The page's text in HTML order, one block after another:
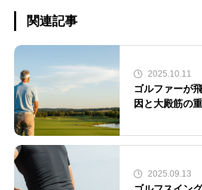
関連記事
2025.10.11
ゴルファーが
因と大殿筋の
2025.09.13